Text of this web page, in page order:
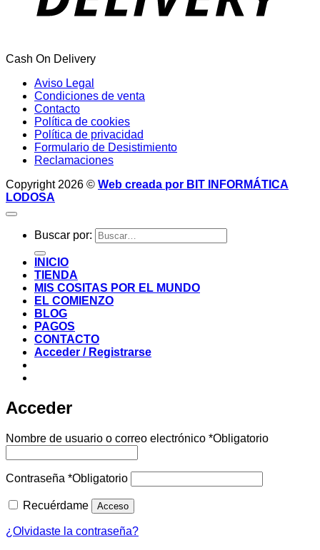
Cash On Delivery
Aviso Legal
Condiciones de venta
Contacto
Política de cookies
Política de privacidad
Formulario de Desistimiento
Reclamaciones
Copyright 2026 © Web creada por BIT INFORMÁTICA
LODOSA
Buscar por:
INICIO
TIENDA
MIS COSITAS POR EL MUNDO
EL COMIENZO
BLOG
PAGOS
CONTACTO
Acceder / Registrarse
Acceder
Nombre de usuario o correo electrónico *Obligatorio
Contraseña *Obligatorio
Recuérdame Acceso
¿Olvidaste la contraseña?